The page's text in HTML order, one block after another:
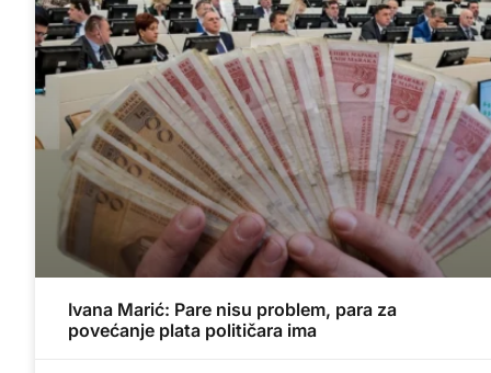
Ivana Marić: Pare nisu problem, para za
povećanje plata političara ima